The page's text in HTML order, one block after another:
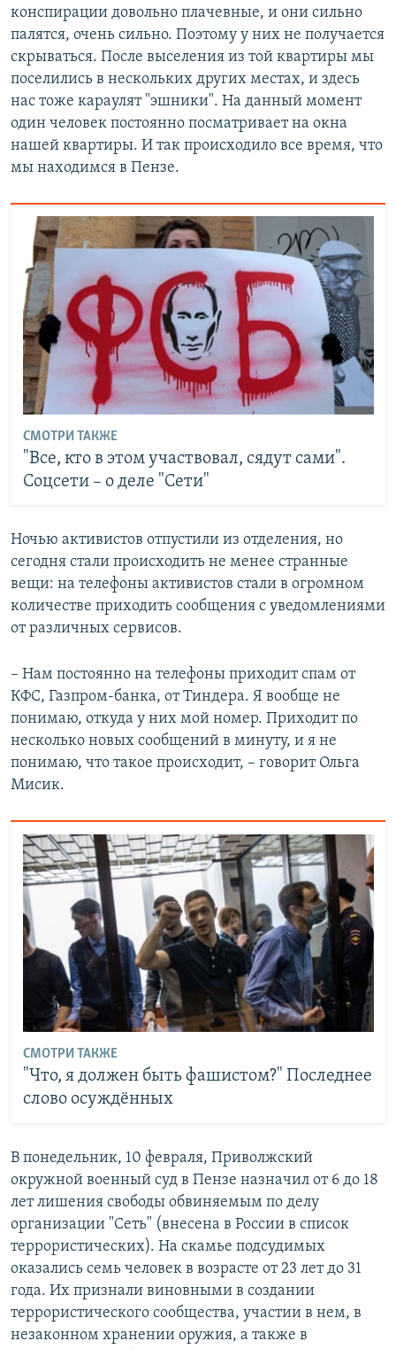
конспирации довольно плачевные, и они сильно
палятся, очень сильно. Поэтому у них не получается
скрываться. После выселения из той квартиры мы
поселились в нескольких других местах, и здесь
нас тоже караулят "эшники". На данный момент
один человек постоянно посматривает на окна
нашей квартиры. И так происходило все время, что
мы находимся в Пензе.
СМОТРИ ТАКЖЕ
"Все, кто в этом участвовал, сядут сами".
Соцсети – о деле "Сети"
Ночью активистов отпустили из отделения, но
сегодня стали происходить не менее странные
вещи: на телефоны активистов стали в огромном
количестве приходить сообщения с уведомлениями
от различных сервисов.
– Нам постоянно на телефоны приходит спам от
КФС, Газпром-банка, от Тиндера. Я вообще не
понимаю, откуда у них мой номер. Приходит по
несколько новых сообщений в минуту, и я не
понимаю, что такое происходит, – говорит Ольга
Мисик.
СМОТРИ ТАКЖЕ
"Что, я должен быть фашистом?" Последнее
слово осуждённых
В понедельник, 10 февраля, Приволжский
окружной военный суд в Пензе назначил от 6 до 18
лет лишения свободы обвиняемым по делу
организации "Сеть" (внесена в России в список
террористических). На скамье подсудимых
оказались семь человек в возрасте от 23 лет до 31
года. Их признали виновными в создании
террористического сообщества, участии в нем, в
незаконном хранении оружия, а также в